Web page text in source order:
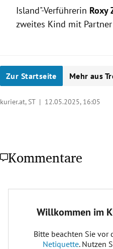
Island"-Verführerin Roxy
zweites Kind mit
Zur Startseite Mehr aus
kurier.at, ST | 12.05.2025, 16:05
Kommentare